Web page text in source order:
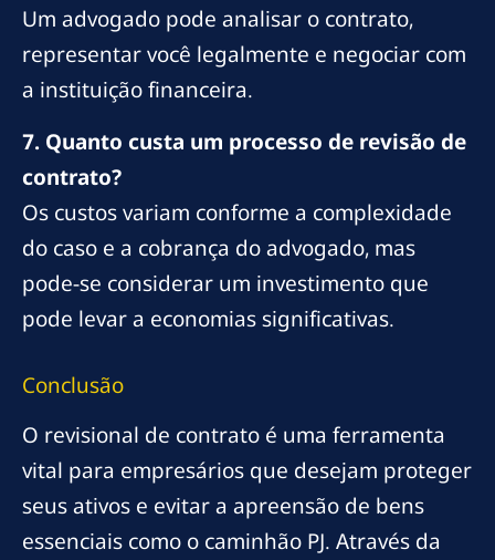
Um advogado pode analisar o contrato,
representar você legalmente e negociar com
a instituição financeira.
7. Quanto custa um processo de revisão de
contrato?
Os custos variam conforme a complexidade
do caso e a cobrança do advogado, mas
pode-se considerar um investimento que
pode levar a economias significativas.
Conclusão
O revisional de contrato é uma ferramenta
vital para empresários que desejam proteger
seus ativos e evitar a apreensão de bens
essenciais como o caminhão PJ. Através da